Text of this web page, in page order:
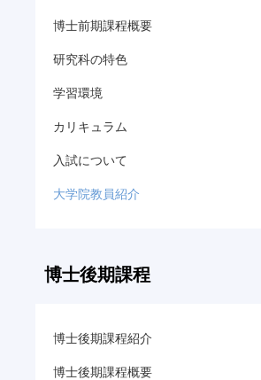
博士前期課程概要
研究科の特色
学習環境
カリキュラム
入試について
大学院教員紹介
博士後期課程
博士後期課程紹介
博士後期課程概要